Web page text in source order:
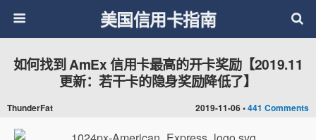
美国信用卡指南
2019-11-06 •441 Comments
如何找到 AmEx 信用卡最高的开卡奖励【2019.11
更新：若干卡的隐身奖励降低了】
ThunderFat